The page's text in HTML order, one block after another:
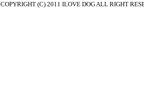
COPYRIGHT (C) 2011 ILOVE DOG ALL RIGHT